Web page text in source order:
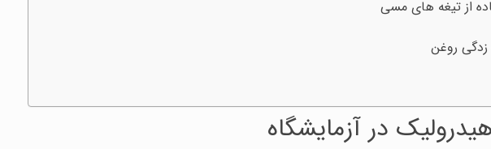
در آزمایشگاه